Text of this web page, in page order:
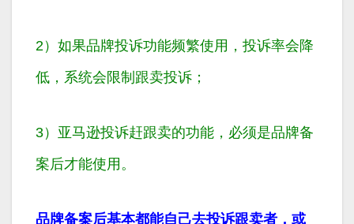
2） 如果品牌投诉功能频繁使用，投诉率会降
低，系统会限制跟卖投诉；
3） 亚马逊投诉赶跟卖的功能，必须是品牌备
案后才能使用。
品牌备案后基本都能自己去投诉跟卖者，或